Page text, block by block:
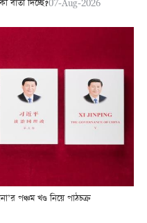
বার্তা দিচ্ছে?07-Aug-2026
পঞ্চম খণ্ড নিয়ে পাঠচক্র